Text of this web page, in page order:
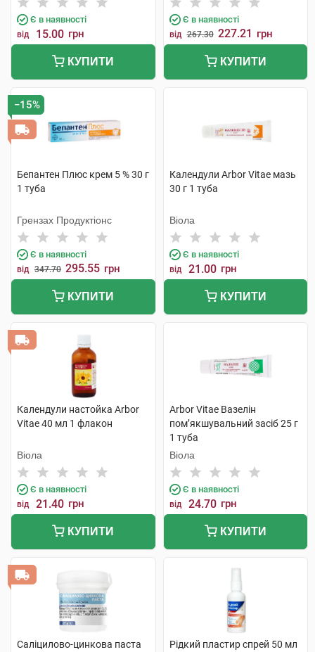
Є в наявності
від 15.00 грн
КУПИТИ
Є в наявності
від 267.30 227.21 грн
КУПИТИ
−15%
Бепантен Плюс крем 5 % 30 г
1 туба
Грензах Продуктіонс
Є в наявності
від 347.70 295.55 грн
КУПИТИ
Календули Arbor Vitae мазь
30 г 1 туба
Віола
Є в наявності
від 21.00 грн
КУПИТИ
Календули настойка Arbor
Vitae 40 мл 1 флакон
Віола
Є в наявності
від 21.40 грн
КУПИТИ
Arbor Vitae Вазелін
пом’якшувальний засіб 25 г
1 туба
Віола
Є в наявності
від 24.70 грн
КУПИТИ
Саліцилово-цинкова паста
Рідкий пластир спрей 50 мл